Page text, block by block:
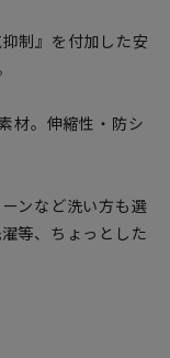
制』を付加した安
材。伸縮性・防シ
ンなど洗い方も選
等、ちょっとした